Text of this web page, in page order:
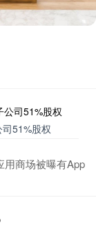
51%股权
用商场被曝有App